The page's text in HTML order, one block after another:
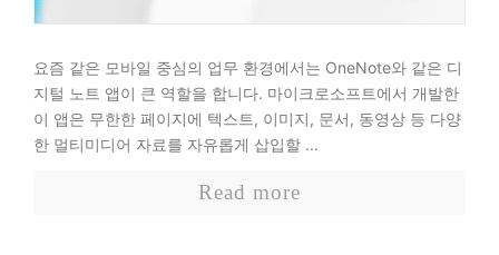
요즘 같은 모바일 중심의 업무 환경에서는 OneNote와 같은 디
지털 노트 앱이 큰 역할을 합니다. 마이크로소프트에서 개발한
이 앱은 무한한 페이지에 텍스트, 이미지, 문서, 동영상 등 다양
한 멀티미디어 자료를 자유롭게 삽입할 ...
Read more